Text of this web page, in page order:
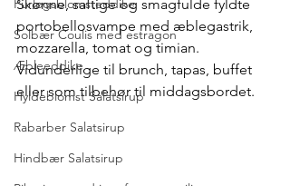
Purløgsblomsteddike
Solbær Coulis med estragon
Æbleeddike
Hyldeblomst Salatsirup
Rabarber Salatsirup
Hindbær Salatsirup
Skønne, saftige og smagfulde fyldte
portobellosvampe med æblegastrik,
mozzarella, tomat og timian.
Vidunderlige til brunch, tapas, buffet
eller som tilbehør til middagsbordet.